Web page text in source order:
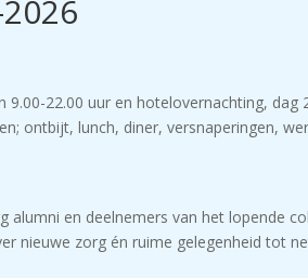
9.00-22.00 uur en hotelovernachting, dag
ontbijt, lunch, diner, versnaperingen,
alumni en deelnemers van het lopende
nieuwe zorg én ruime gelegenheid tot